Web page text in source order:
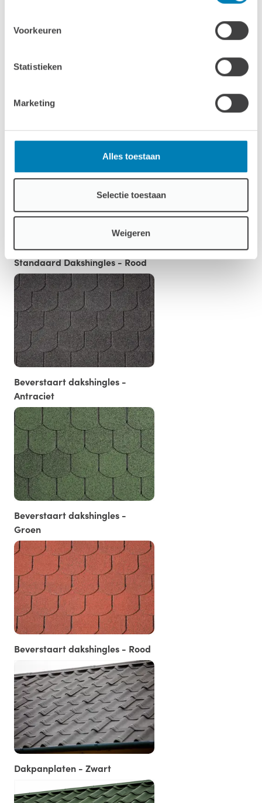
Voorkeuren
Statistieken
Marketing
Alles toestaan
Selectie toestaan
Weigeren
Standaard Dakshingles - Groen
Standaard Dakshingles - Rood
Beverstaart dakshingles -
Antraciet
Beverstaart dakshingles -
Groen
Beverstaart dakshingles - Rood
Dakpanplaten - Zwart